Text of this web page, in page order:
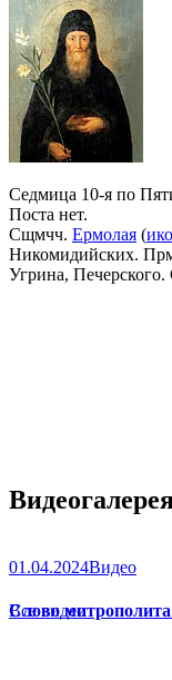
Седмица 10-я по
Поста нет.
Сщмчч. Ермолая (
Никомидийских.
Угрина,
01.04.2024Видео
Слово
Все видео